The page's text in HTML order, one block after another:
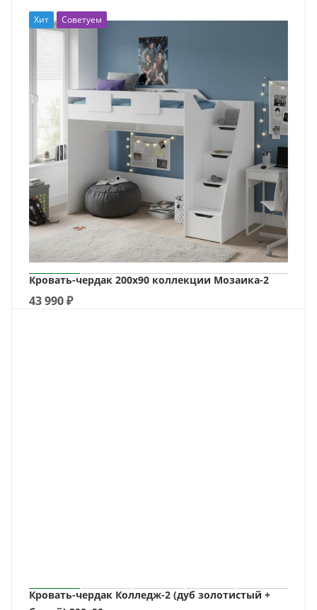
Хит Советуем
Кровать-чердак 200х90 коллекции Мозаика-2
43 990₽
Кровать-чердак Колледж-2 (дуб золотистый +